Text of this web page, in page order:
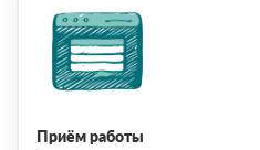
Приём работы